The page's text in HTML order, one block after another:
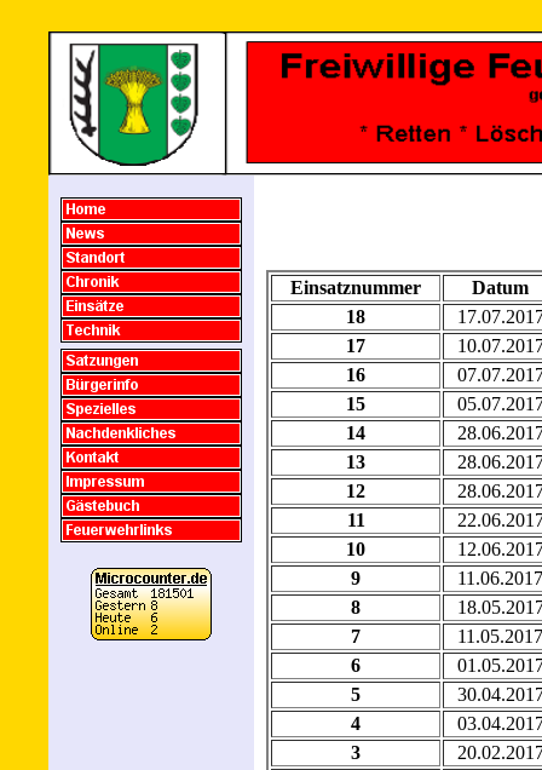
Einsatznummer
Datum
18
17
16
15
14
13
12
11
10
9
11.06.2017
8
7
11.05.2017
6
5
4
3